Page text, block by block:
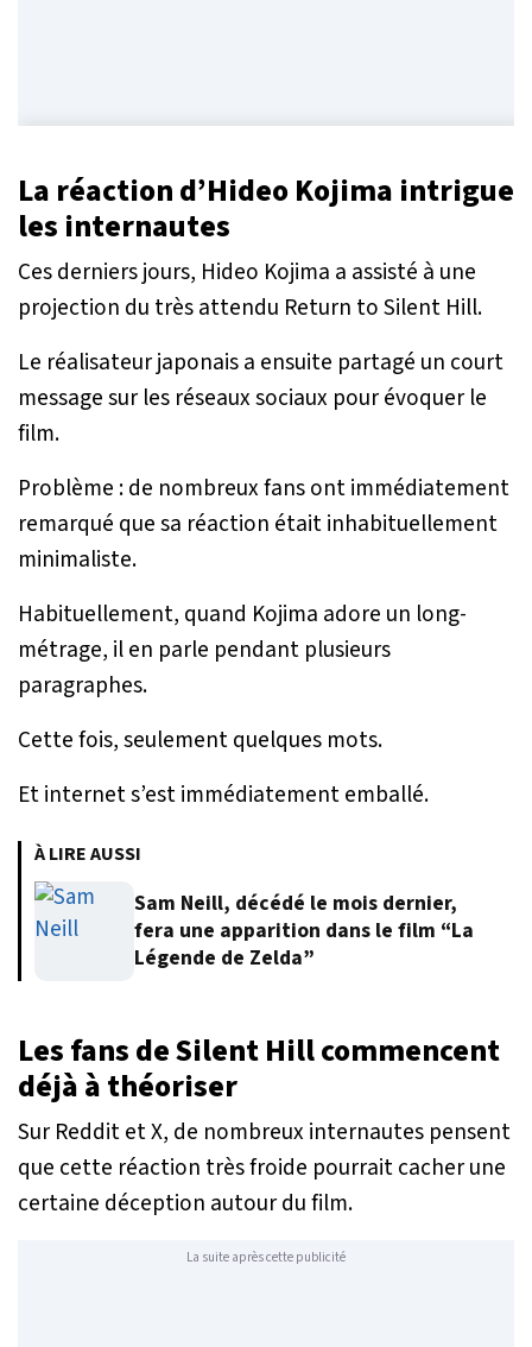
La réaction d’Hideo Kojima intrigue
les internautes
Ces derniers jours, Hideo Kojima a assisté à une
projection du très attendu Return to Silent Hill.
Le réalisateur japonais a ensuite partagé un court
message sur les réseaux sociaux pour évoquer le
film.
Problème : de nombreux fans ont immédiatement
remarqué que sa réaction était inhabituellement
minimaliste.
Habituellement, quand Kojima adore un long-
métrage, il en parle pendant plusieurs
paragraphes.
Cette fois, seulement quelques mots.
Et internet s’est immédiatement emballé.
À LIRE AUSSI
Sam Neill, décédé le mois dernier,
fera une apparition dans le film “La
Légende de Zelda”
Les fans de Silent Hill commencent
déjà à théoriser
Sur Reddit et X, de nombreux internautes pensent
que cette réaction très froide pourrait cacher une
certaine déception autour du film.
La suite après cette publicité